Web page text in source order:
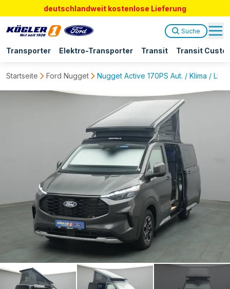
deutschlandweit kostenlose Lieferung
Transporter Elektro-Transporter Transit Transit
Suche
Startseite Ford Nugget Nugget Active 170PS Aut. / Klima / LED